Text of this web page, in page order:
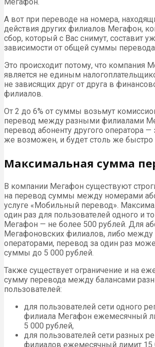
А вот при переводе на номера,
действия других филиалов Мегафон,
сбор, который с Вас снимут, составит
зависимости от общей суммы
Это происходит потому, что компания
является не единым
не зависящих друг от друга в
филиалов.
От 2 до 6% от суммы возьмут
перевод между разными филиалами
перевод абоненту другого оператора —
же возможен, и будет столь же быстро
Максимальная сумма
В компании Мегафон существуют
на перевод суммы между номерами
услуге «Мобильный перевод».
один раз для пользователей одного и
Мегафон — не более 500 рублей. Для
Мегафоновских филиалов, либо
операторами, перевод за один раз
суммы до 5 000 рублей.
Также существует ограничение и на
сумму перевода между балансами
пользователей:
для пользователей сети одного
филиала Мегафон ежемесячный
5 000 рублей,
для пользователей сети разных
филиалов ежемесячный лимит 15